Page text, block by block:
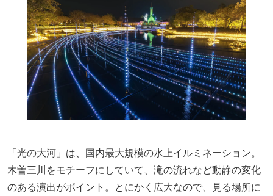
「光の大河」は、国内最大規模の水上イルミネーション。
木曽三川をモチーフにしていて、滝の流れなど動静の変化
のある演出がポイント。とにかく広大なので、見る場所に